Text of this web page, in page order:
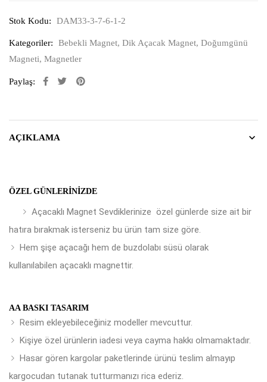
Stok Kodu: DAM33-3-7-6-1-2
Kategoriler: Bebekli Magnet, Dik Açacak Magnet, Doğumgünü
Magneti, Magnetler
Paylaş:
AÇIKLAMA
ÖZEL GÜNLERINIZDE
Açacaklı Magnet Sevdiklerinize özel günlerde size ait bir
hatıra bırakmak isterseniz bu ürün tam size göre.
Hem şişe açacağı hem de buzdolabı süsü olarak
kullanılabilen açacaklı magnettir.
AA BASKI TASARIM
Resim ekleyebileceğiniz modeller mevcuttur.
Kişiye özel ürünlerin iadesi veya cayma hakkı olmamaktadır.
Hasar gören kargolar paketlerinde ürünü teslim almayıp
kargocudan tutanak tutturmanızı rica ederiz.